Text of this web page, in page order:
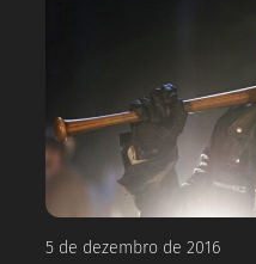
5 de dezembro de 2016